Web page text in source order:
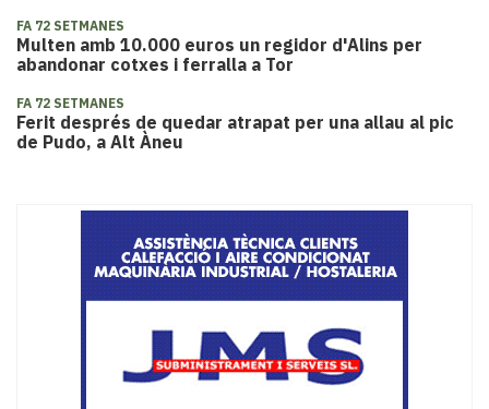
FA 72 SETMANES
Multen amb 10.000 euros un regidor d'Alins per
abandonar cotxes i ferralla a Tor
FA 72 SETMANES
Ferit després de quedar atrapat per una allau al pic
de Pudo, a Alt Àneu